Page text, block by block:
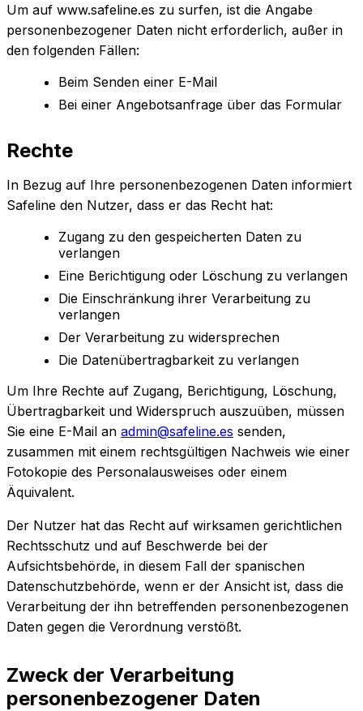
Um auf www.safeline.es zu surfen, ist die Angabe
personenbezogener Daten nicht erforderlich, außer in
den folgenden Fällen:
Beim Senden einer E-Mail
Bei einer Angebotsanfrage über das Formular
Rechte
In Bezug auf Ihre personenbezogenen Daten informiert
Safeline den Nutzer, dass er das Recht hat:
Zugang zu den gespeicherten Daten zu
verlangen
Eine Berichtigung oder Löschung zu verlangen
Die Einschränkung ihrer Verarbeitung zu
verlangen
Der Verarbeitung zu widersprechen
Die Datenübertragbarkeit zu verlangen
Um Ihre Rechte auf Zugang, Berichtigung, Löschung,
Übertragbarkeit und Widerspruch auszuüben, müssen
Sie eine E-Mail an admin@safeline.es senden,
zusammen mit einem rechtsgültigen Nachweis wie einer
Fotokopie des Personalausweises oder einem
Äquivalent.
Der Nutzer hat das Recht auf wirksamen gerichtlichen
Rechtsschutz und auf Beschwerde bei der
Aufsichtsbehörde, in diesem Fall der spanischen
Datenschutzbehörde, wenn er der Ansicht ist, dass die
Verarbeitung der ihn betreffenden personenbezogenen
Daten gegen die Verordnung verstößt.
Zweck der Verarbeitung
personenbezogener Daten